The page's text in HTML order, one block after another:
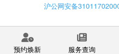
沪公网安备
预约焕新 服务查询